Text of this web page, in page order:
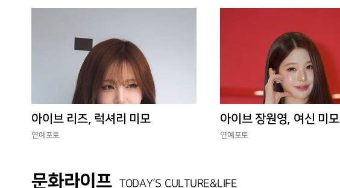
아이브 리즈, 럭셔리 미모
연예포토
아이브 장원영, 여신 미모
연예포토
문화라이프 TODAY’S CULTURE&LIFE